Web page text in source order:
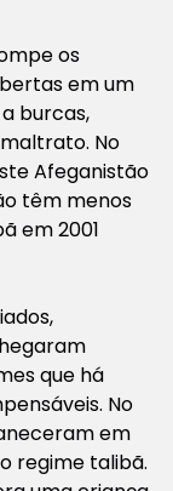
os
em um
burcas,
No
Afeganistão
têm menos
em 2001
que há
No
em
regime talibã.